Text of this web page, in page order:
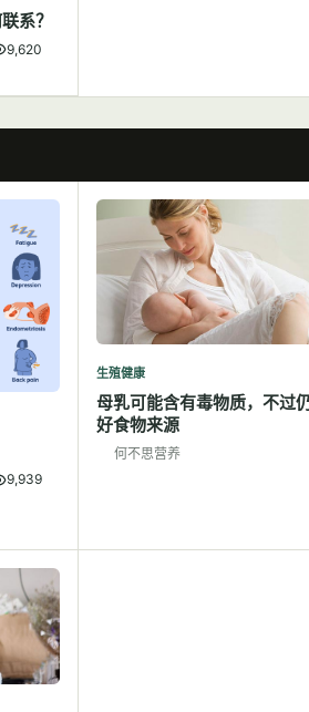
系？
9,620
9,939
生殖健康
母乳可能含有毒物质，不过
好食物来源
何不思营养